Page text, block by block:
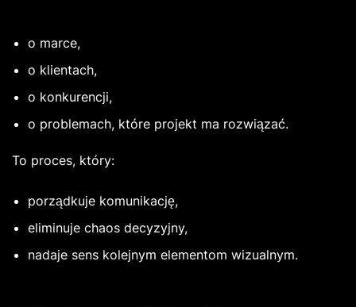
o marce,
o klientach,
o konkurencji,
o problemach, które projekt ma rozwiązać.
To proces, który:
porządkuje komunikację,
eliminuje chaos decyzyjny,
nadaje sens kolejnym elementom wizualnym.